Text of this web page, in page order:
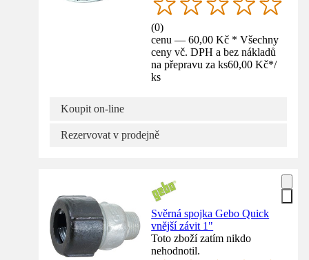
(0)
cenu — 60,00 Kč * Všechny
ceny vč. DPH a bez nákladů
na přepravu za ks60,00 Kč*/
ks
Koupit on-line
Rezervovat v prodejně
Svěrná spojka Gebo Quick
vnější závit 1"
Toto zboží zatím nikdo
nehodnotil.